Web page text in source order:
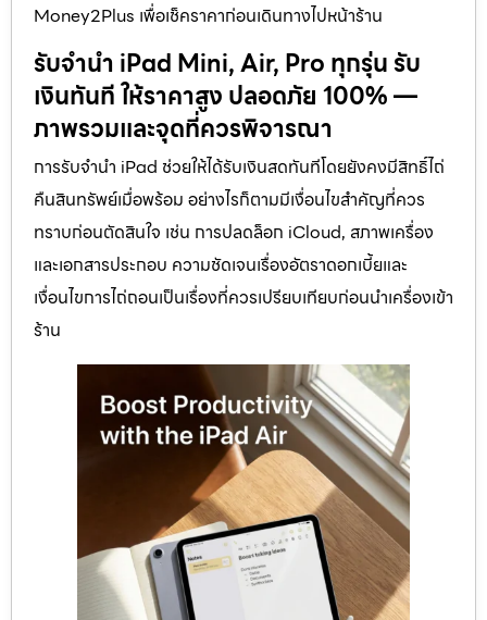
Money2Plus เพื่อเช็คราคาก่อนเดินทางไปหน้าร้าน
รับจำนำ iPad Mini, Air, Pro ทุกรุ่น รับ
เงินทันที ให้ราคาสูง ปลอดภัย 100% —
ภาพรวมและจุดที่ควรพิจารณา
การรับจำนำ iPad ช่วยให้ได้รับเงินสดทันทีโดยยังคงมีสิทธิ์ไถ่
คืนสินทรัพย์เมื่อพร้อม อย่างไรก็ตามมีเงื่อนไขสำคัญที่ควร
ทราบก่อนตัดสินใจ เช่น การปลดล็อก iCloud, สภาพเครื่อง
และเอกสารประกอบ ความชัดเจนเรื่องอัตราดอกเบี้ยและ
เงื่อนไขการไถ่ถอนเป็นเรื่องที่ควรเปรียบเทียบก่อนนำเครื่องเข้า
ร้าน